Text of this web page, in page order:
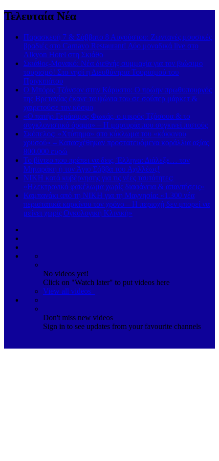
Τελευταία Νέα
Παρασκευή 7 & Σάββατο 8 Αυγούστου: Ζωντανές μουσικές
βραδιές στο Carnayo Restaurant! Δύο μοναδικά live στο
Alkyon Hotel στη Σκιάθο
Σκιάθος-Μονακό: Νέα διεθνής συμμαχία για τον βιώσιμο
τουρισμό! Στο νησί η Διευθύντρια Τουρισμού του
Πριγκιπάτου
Ο Μπόρις Τζόνσον στην Κάρυστο: Ο πρώην πρωθυπουργός
της Βρετανίας έκανε τα ψώνια του σε σούπερ μάρκετ &
χαιρετούσε τον κόσμο
«Ο πατήρ Γεράσιμος Φωκάς, ο μικρός Τζόσουα & το
συγκλονιστικό όραμα» – Η μαρτυρία που συγκινεί πιστούς
Σκόπελος: «Χτύπημα» στο κύκλωμα του «κόκκινου
χρυσού» – Κατασχέθηκαν προστατευόμενα κοράλλια αξίας
800.000 ευρώ
Το βίντεο που πρέπει να δεις, Έλληνα: Διάλεξε… τον
Μηταράκη ή τον Άγιο Σάββα του Αχιλλέως!
ΝΙΚΗ κατά κυβέρνησης για τις νέες ταυτότητες:
«Ηλεκτρονικό φακέλωμα χωρίς διαφάνεια & απαντήσεις»
Καμπανάκι από τη ΝΙΚΗ για τη Μαγνησία: «1.300 νέα
περιστατικά καρκίνου τον χρόνο – Η περιοχή δεν μπορεί να
μείνει χωρίς Ογκολογική Κλινική»
No videos yet!
Click on "Watch later" to put videos here
View all videos
Don't miss new videos
Sign in to see updates from your favourite channels